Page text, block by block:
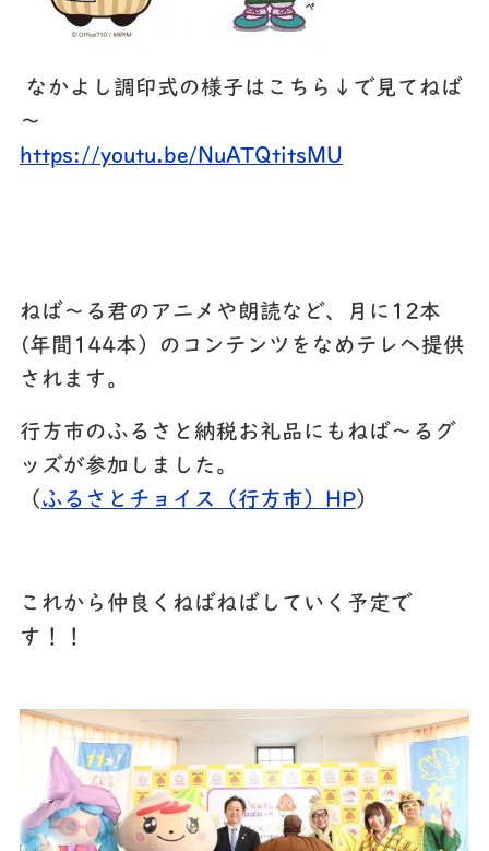
なかよし調印式の様子はこちら↓で見てねば
～
https://youtu.be/NuATQtitsMU
ねば～る君のアニメや朗読など、月に12本
(年間144本）のコンテンツをなめテレへ提供
されます。
行方市のふるさと納税お礼品にもねば～るグ
ッズが参加しました。
（ ふるさとチョイス（行方市）HP）
これから仲良くねばねばしていく予定で
す！！